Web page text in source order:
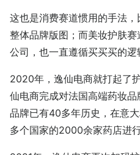
这也是消费赛道惯用的手法
整体品牌版图；而美妆护肤
公司，也一直遵循买买买的逻
2020年，逸仙电商就打起了
仙电商完成对法国高端药妆
品牌已有40多年历史，在意
多个国家的2000余家药店进行